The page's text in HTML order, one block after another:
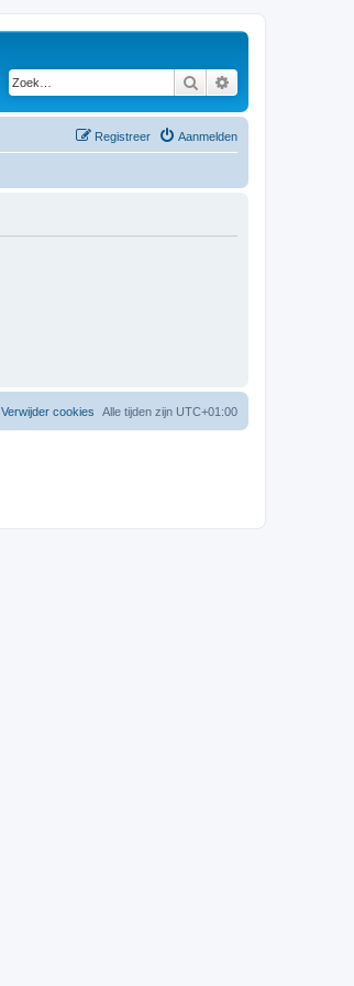
Zoek
Aanmelden
Registreer
Alle tijden zijn UTC+01:00
Verwijder cookies